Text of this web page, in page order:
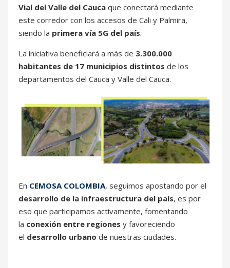
Vial del Valle del Cauca que conectará mediante
este corredor con los accesos de Cali y Palmira,
siendo la primera vía 5G del país.
La iniciativa beneficiará a más de 3.300.000
habitantes de 17 municipios distintos de los
departamentos del Cauca y Valle del Cauca.
En CEMOSA COLOMBIA, seguimos apostando por el
desarrollo de la infraestructura del país, es por
eso que participamos activamente, fomentando
la conexión entre regiones y favoreciendo
el desarrollo urbano de nuestras ciudades.